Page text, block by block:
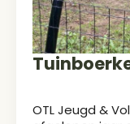
OTL Jeugd &